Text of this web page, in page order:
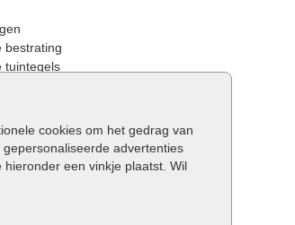
cookies om het gedrag van
advertenties
een vinkje plaatst. Wil
bestrating
tuintegels
plaatsen
tuin